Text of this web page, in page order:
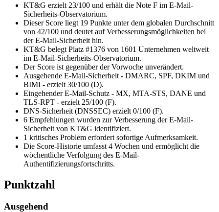
KT&G erzielt 23/100 und erhält die Note F im E-Mail-
Sicherheits-Observatorium.
Dieser Score liegt 19 Punkte unter dem globalen Durchschnitt
von 42/100 und deutet auf Verbesserungsmöglichkeiten bei
der E-Mail-Sicherheit hin.
KT&G belegt Platz #1376 von 1601 Unternehmen weltweit
im E-Mail-Sicherheits-Observatorium.
Der Score ist gegenüber der Vorwoche unverändert.
Ausgehende E-Mail-Sicherheit - DMARC, SPF, DKIM und
BIMI - erzielt 30/100 (D).
Eingehender E-Mail-Schutz - MX, MTA-STS, DANE und
TLS-RPT - erzielt 25/100 (F).
DNS-Sicherheit (DNSSEC) erzielt 0/100 (F).
6 Empfehlungen wurden zur Verbesserung der E-Mail-
Sicherheit von KT&G identifiziert.
1 kritisches Problem erfordert sofortige Aufmerksamkeit.
Die Score-Historie umfasst 4 Wochen und ermöglicht die
wöchentliche Verfolgung des E-Mail-
Authentifizierungsfortschritts.
Punktzahl
Ausgehend